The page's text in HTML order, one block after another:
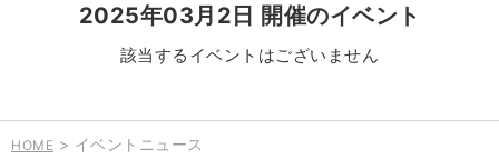
2025年03月2日 開催のイベント
該当するイベントはございません
HOME > イベントニュース